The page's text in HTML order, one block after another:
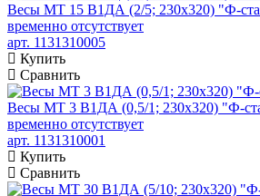
Весы МТ 15 В1ДА (2/5; 230х320) "Ф-
временно отсутствует
арт. 1131310005
Купить
Сравнить
Весы МТ 3 В1ДА (0,5/1; 230х320) "Ф-
временно отсутствует
арт. 1131310001
Купить
Сравнить